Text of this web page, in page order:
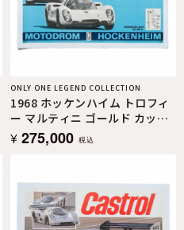
ONLY ONE LEGEND COLLECTION
1968 ホッケンハイム トロフィ
ー マルティニ ゴールド カップ
大会オフィシャル ヴィンテージ
ポスター
¥ 275,000 税込